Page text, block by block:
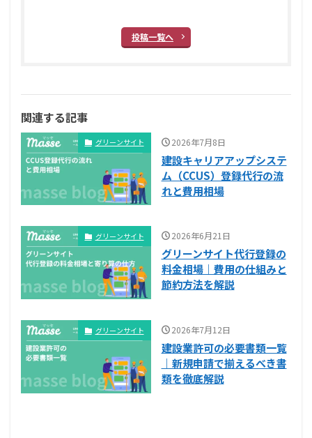
投稿一覧へ
関連する記事
グリーンサイト 2026年7月8日
建設キャリアアップシステ
ム（CCUS）登録代行の流
れと費用相場
グリーンサイト 2026年6月21日
グリーンサイト代行登録の
料金相場｜費用の仕組みと
節約方法を解説
グリーンサイト 2026年7月12日
建設業許可の必要書類一覧
｜新規申請で揃えるべき書
類を徹底解説